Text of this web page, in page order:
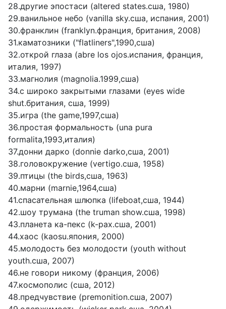
28.другие эпостаси (altered states.сша, 1980)
29.ванильное небо (vanilla sky.сша, испания, 2001)
30.франклин (franklyn.франция, британия, 2008)
31.каматозники ("flatliners",1990,сша)
32.открой глаза (abre los ojos.испания, франция,
италия, 1997)
33.магнолия (magnolia.1999,сша)
34.с широко закрытыми глазами (eyes wide
shut.британия, сша, 1999)
35.игра (the game,1997,сша)
36.простая формальность (una pura
formalita,1993,италия)
37.донни дарко (donnie darko,сша, 2001)
38.головокружение (vertigo.сша, 1958)
39.птицы (the birds,сша, 1963)
40.марни (marnie,1964,сша)
41.спасательная шлюпка (lifeboat,сша, 1944)
42.шоу трумана (the truman show.сша, 1998)
43.планета ка-пекс (k-pax.сша, 2001)
44.хаос (kaosu.япония, 2000)
45.молодость без молодости (youth without
youth.сша, 2007)
46.не говори никому (франция, 2006)
47.космополис (сша, 2012)
48.предчувствие (premonition.сша, 2007)